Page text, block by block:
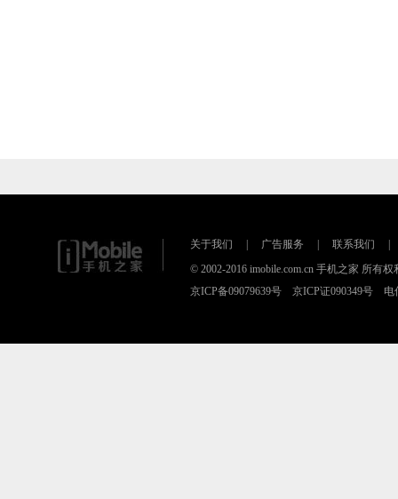
关于我们 广告服务 联系我们
© 2002-2016 imobile.com.cn 手机之家 所有权
京ICP备09079639号 京ICP证090349号 电